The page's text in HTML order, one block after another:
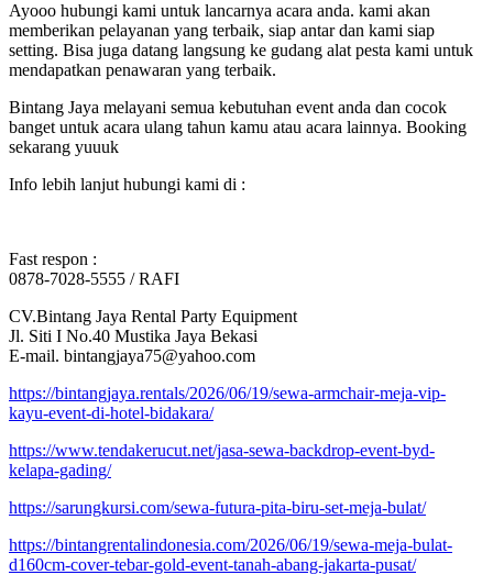
Ayooo hubungi kami untuk lancarnya acara anda. kami akan
memberikan pelayanan yang terbaik, siap antar dan kami siap
setting. Bisa juga datang langsung ke gudang alat pesta kami untuk
mendapatkan penawaran yang terbaik.
Bintang Jaya melayani semua kebutuhan event anda dan cocok
banget untuk acara ulang tahun kamu atau acara lainnya. Booking
sekarang yuuuk
Info lebih lanjut hubungi kami di :
Fast respon :
0878-7028-5555 / RAFI
CV.Bintang Jaya Rental Party Equipment
Jl. Siti I No.40 Mustika Jaya Bekasi
E-mail. bintangjaya75@yahoo.com
https://bintangjaya.rentals/2026/06/19/sewa-armchair-meja-vip-
kayu-event-di-hotel-bidakara/
https://www.tendakerucut.net/jasa-sewa-backdrop-event-byd-
kelapa-gading/
https://sarungkursi.com/sewa-futura-pita-biru-set-meja-bulat/
https://bintangrentalindonesia.com/2026/06/19/sewa-meja-bulat-
d160cm-cover-tebar-gold-event-tanah-abang-jakarta-pusat/